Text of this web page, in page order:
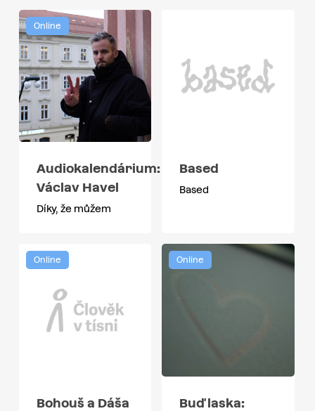
Online
Audiokalendárium:
Václav Havel
Díky, že můžem
Based
Based
Online
Bohouš a Dáša
Online
Buď laska: